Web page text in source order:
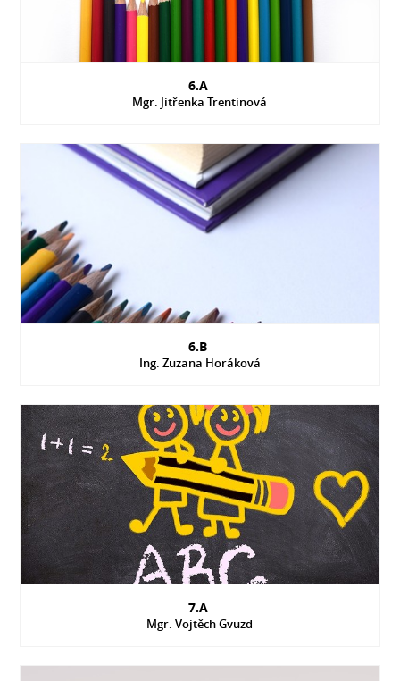
6.A
Mgr. Jitřenka Trentinová
6.B
Ing. Zuzana Horáková
7.A
Mgr. Vojtěch Gvuzd